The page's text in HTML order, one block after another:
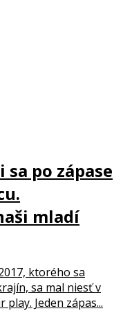
po zápase
mladí
ktorého sa
sa mal niesť v
Jeden zápas...